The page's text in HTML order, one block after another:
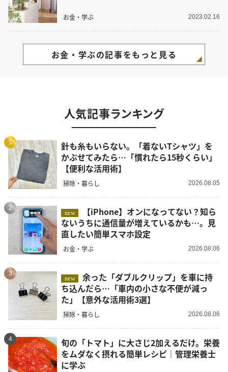
お金・学ぶ 2023.02.16
お金・学ぶの記事をもっと見る
人気記事ランキング
1
針も糸もいらない。「着ないTシャツ」を
かぶせてみたら…「慣れたら15秒くらい」
【便利な活用術】
掃除・暮らし 2026.08.05
2
new
ないうちに通信量が増えているかも…。見
直したい簡単スマホ設定
お金・学ぶ 2026.08.06
3
new
余った「ダブルクリップ」を車に持
ち込んだら…「車内の小さな不便が減っ
た」【意外な活用術3選】
掃除・暮らし 2026.08.06
4
旬の「トマト」に大さじ2加えるだけ。栄養
をムダなく摂れる簡単レシピ｜管理栄養士
に学ぶ